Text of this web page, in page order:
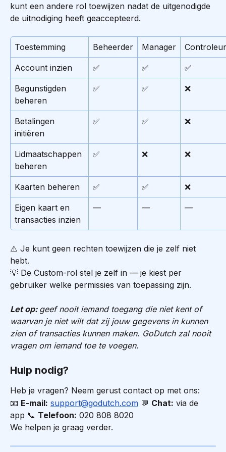
kunt een andere rol toewijzen nadat de uitgenodigde
de uitnodiging heeft geaccepteerd.
Toestemming Beheerder Manager Controleur
Account inzien ✅ ✅ ✅
Begunstigden
beheren
✅ ✅ ❌
Betalingen
initiëren
✅ ✅ ❌
Lidmaatschappen
beheren
✅ ❌ ❌
Kaarten beheren ✅ ✅ ❌
Eigen kaart en
transacties inzien
— — —
⚠️ Je kunt geen rechten toewijzen die je zelf niet
hebt.
💡 De Custom-rol stel je zelf in — je kiest per
gebruiker welke permissies van toepassing zijn.
Let op: geef nooit iemand toegang die niet kent of
waarvan je niet wilt dat zij jouw gegevens in kunnen
zien of transacties kunnen maken. GoDutch zal nooit
vragen om iemand toe te voegen.
Hulp nodig?
Heb je vragen? Neem gerust contact op met ons:
📧 E-mail: support@godutch.com 💬 Chat: via de
app 📞 Telefoon: 020 808 8020
We helpen je graag verder.